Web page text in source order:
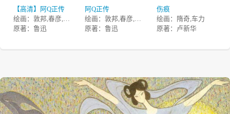
【高清】阿Q正传
绘画：敦邦,春彦,红倩
原著：鲁迅
阿Q正传
绘画：敦邦,春彦,红倩
原著：鲁迅
伤痕
绘画：隋奇,车力
原著：卢新华